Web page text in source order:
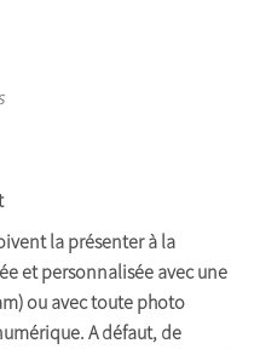
la présenter à la
et personnalisée avec une
ou avec toute photo
A défaut, de